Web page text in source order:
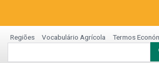
Regiões Vocabulário Agrícola Termos